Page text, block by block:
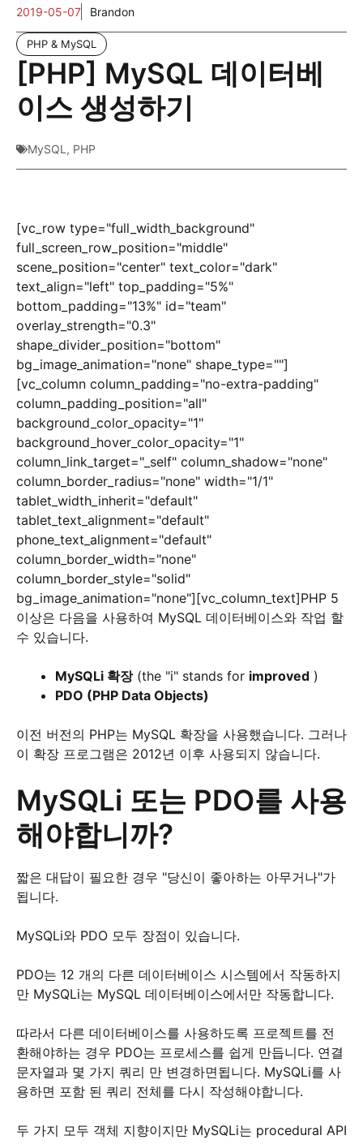
2019-05-07 Brandon
PHP & MySQL
[PHP] MySQL 데이터베
이스 생성하기
MySQL , PHP
[vc_row type="full_width_background"
full_screen_row_position="middle"
scene_position="center" text_color="dark"
text_align="left" top_padding="5%"
bottom_padding="13%" id="team"
overlay_strength="0.3"
shape_divider_position="bottom"
bg_image_animation="none" shape_type=""]
[vc_column column_padding="no-extra-padding"
column_padding_position="all"
background_color_opacity="1"
background_hover_color_opacity="1"
column_link_target="_self" column_shadow="none"
column_border_radius="none" width="1/1"
tablet_width_inherit="default"
tablet_text_alignment="default"
phone_text_alignment="default"
column_border_width="none"
column_border_style="solid"
bg_image_animation="none"][vc_column_text]PHP 5
이상은 다음을 사용하여 MySQL 데이터베이스와 작업 할
수 있습니다.
MySQLi 확장(the "i" stands for improved )
PDO (PHP Data Objects)
이전 버전의 PHP는 MySQL 확장을 사용했습니다. 그러나
이 확장 프로그램은 2012년 이후 사용되지 않습니다.
MySQLi 또는 PDO를 사용
해야합니까?
짧은 대답이 필요한 경우 "당신이 좋아하는 아무거나"가
됩니다.
MySQLi와 PDO 모두 장점이 있습니다.
PDO는 12 개의 다른 데이터베이스 시스템에서 작동하지
만 MySQLi는 MySQL 데이터베이스에서만 작동합니다.
따라서 다른 데이터베이스를 사용하도록 프로젝트를 전
환해야하는 경우 PDO는 프로세스를 쉽게 만듭니다. 연결
문자열과 몇 가지 쿼리 만 변경하면됩니다. MySQLi를 사
용하면 포함 된 쿼리 전체를 다시 작성해야합니다.
두 가지 모두 객체 지향이지만 MySQLi는 procedural API